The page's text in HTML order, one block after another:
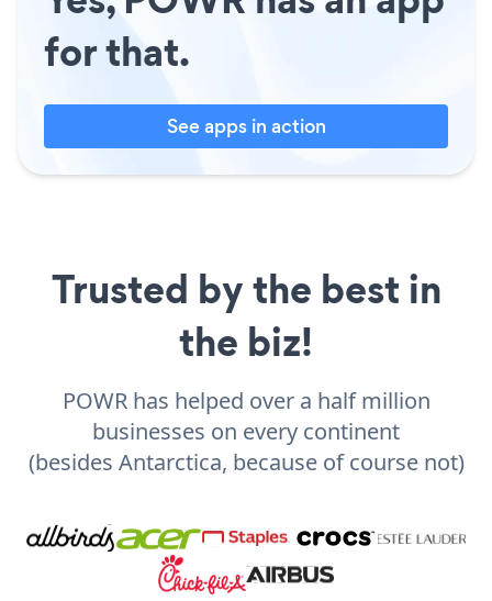
for that.
See apps in action
Trusted by the best in
the biz!
POWR has helped over a half million
businesses on every continent
(besides Antarctica, because of course not)